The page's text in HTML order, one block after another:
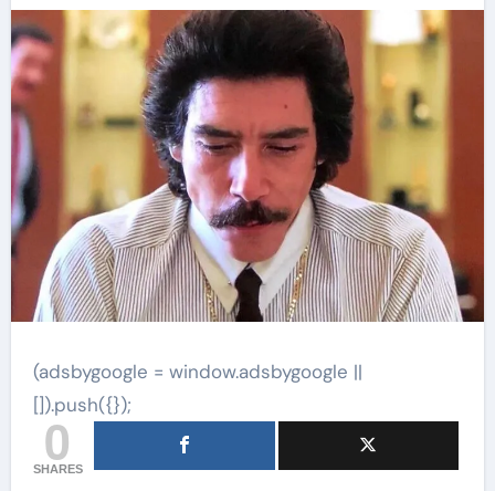
(adsbygoogle = window.adsbygoogle ||
[]).push({});
0
SHARES